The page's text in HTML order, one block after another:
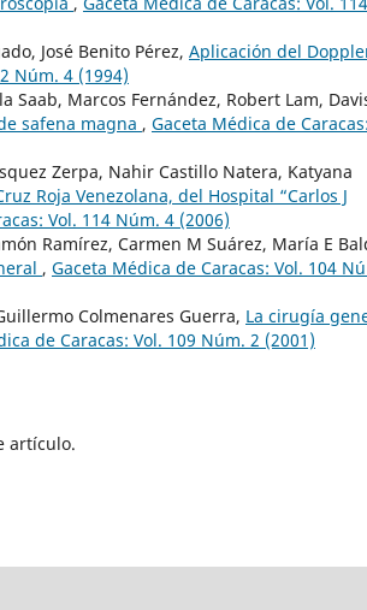
José Benito Pérez, Aplicación del
Núm. 4 (1994)
Saab, Marcos Fernández, Robert Lam,
safena magna , Gaceta Médica de
Zerpa, Nahir Castillo Natera, Katyana
Roja Venezolana, del Hospital “Carlos J
Vol. 114 Núm. 4 (2006)
Ramírez, Carmen M Suárez, María E
, Gaceta Médica de Caracas: Vol. 104
Colmenares Guerra, La cirugía
de Caracas: Vol. 109 Núm. 2 (2001)
artículo.